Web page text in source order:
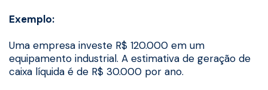
Exemplo:
Uma empresa investe R$ 120.000 em um
equipamento industrial. A estimativa de geração de
caixa líquida é de R$ 30.000 por ano.